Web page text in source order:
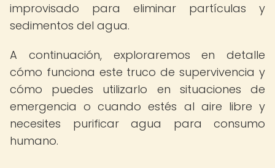
improvisado para eliminar partículas y
sedimentos del agua.
A continuación, exploraremos en detalle
cómo funciona este truco de supervivencia y
cómo puedes utilizarlo en situaciones de
emergencia o cuando estés al aire libre y
necesites purificar agua para consumo
humano.